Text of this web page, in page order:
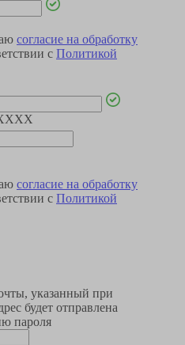
согласие на обработку
с Политикой
согласие на обработку
с Политикой
указанный при
будет отправлена
пароля